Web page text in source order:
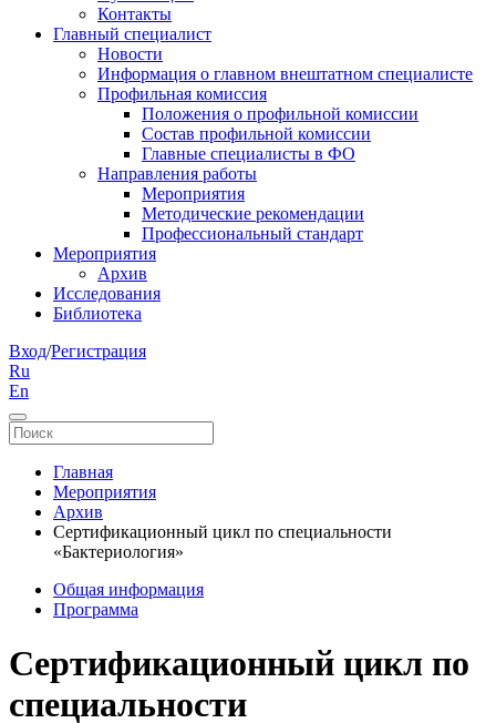
Контакты
Главный специалист
Новости
Информация о главном внештатном специалисте
Профильная комиссия
Положения о профильной комиссии
Состав профильной комиссии
Главные специалисты в ФО
Направления работы
Мероприятия
Методические рекомендации
Профессиональный стандарт
Мероприятия
Архив
Исследования
Библиотека
Вход/Регистрация
Ru
En
Главная
Мероприятия
Архив
Сертификационный цикл по специальности
«Бактериология»
Общая информация
Программа
Сертификационный цикл по
специальности